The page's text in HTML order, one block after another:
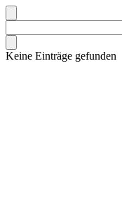
Keine Einträge gefunden